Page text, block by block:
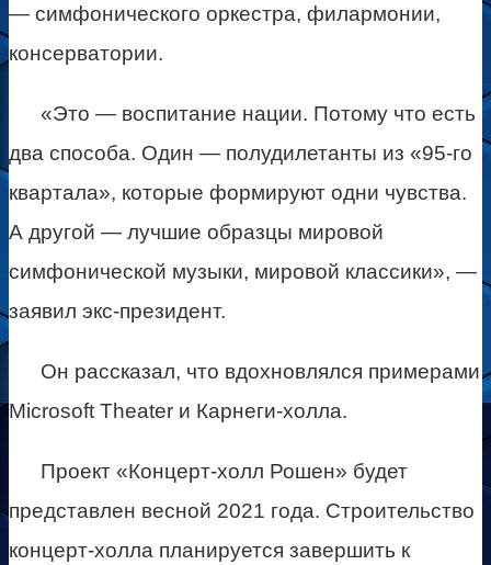
— симфонического оркестра, филармонии,
консерватории.
«Это — воспитание нации. Потому что есть
два способа. Один — полудилетанты из «95-го
квартала», которые формируют одни чувства.
А другой — лучшие образцы мировой
симфонической музыки, мировой классики», —
заявил экс-президент.
Он рассказал, что вдохновлялся примерами
Microsoft Theater и Карнеги-холла.
Проект «Концерт-холл Рошен» будет
представлен весной 2021 года. Строительство
концерт-холла планируется завершить к